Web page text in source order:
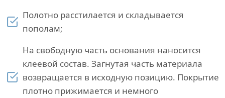
Полотно расстилается и складывается
пополам;
На свободную часть основания наносится
клеевой состав. Загнутая часть материала
возвращается в исходную позицию. Покрытие
плотно прижимается и немного